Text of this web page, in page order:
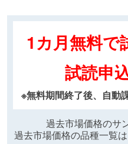
1カ月無料で
試読申
※無料期間終了後、自動
過去市場価格のサ
過去市場価格の品種一覧は